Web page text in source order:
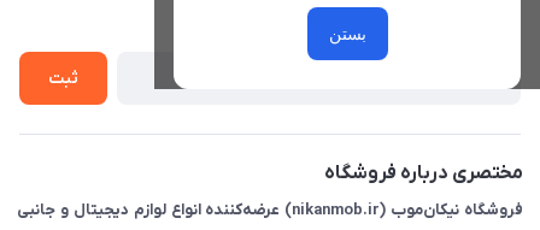
بستن
از جدید‌ترین تخفیف‌ها با‌ خبر شوید
ثبت
مختصری درباره فروشگاه
فروشگاه نیکان‌موب (nikanmob.ir) عرضه‌کننده انواع لوازم دیجیتال و جانبی